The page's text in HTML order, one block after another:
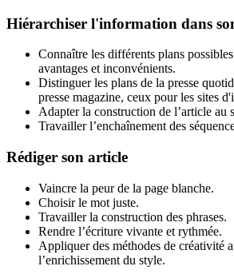
Hiérarchiser l'information dans
Connaître les différents plans
avantages et inconvénients.
Distinguer les plans de la presse
presse magazine, ceux pour les sites
Adapter la construction de l’article au
Travailler l’enchaînement des
Rédiger son article
Vaincre la peur de la page blanche.
Choisir le mot juste.
Travailler la construction des phrases.
Rendre l’écriture vivante et rythmée.
Appliquer des méthodes de créativité
l’enrichissement du style.